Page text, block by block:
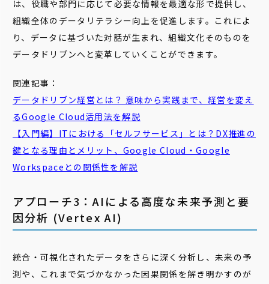
は、役職や部門に応じて必要な情報を最適な形で提供し、
組織全体のデータリテラシー向上を促進します。これによ
り、データに基づいた対話が生まれ、組織文化そのものを
データドリブンへと変革していくことができます。
関連記事：
データドリブン経営とは？ 意味から実践まで、経営を変え
るGoogle Cloud活用法を解説
【入門編】ITにおける「セルフサービス 」とは？DX推進の
鍵となる理由とメリット、Google Cloud・Google
Workspaceとの関係性を解説
アプローチ3：AIによる高度な未来予測と要
因分析 (Vertex AI)
統合・可視化されたデータをさらに深く分析し、未来の予
測や、これまで気づかなかった因果関係を解き明かすのが